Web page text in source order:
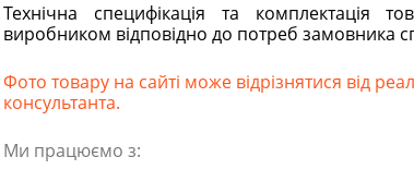
Технічна специфікація та комплектація
виробником відповідно до потреб замовника
Фото товару на сайті може відрізнятися від
консультанта.
Ми працюємо з: